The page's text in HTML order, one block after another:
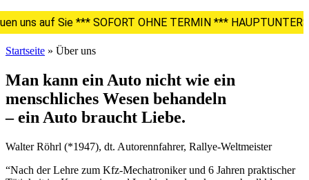
uns auf Sie *** SOFORT OHNE TERMIN ***
Startseite » Über uns
Man kann ein Auto nicht wie ein
menschliches Wesen behandeln
– ein Auto braucht Liebe.
Walter Röhrl (*1947), dt. Autorennfahrer, Rallye-Weltmeister
“Nach der Lehre zum Kfz-Mechatroniker und 6 Jahren praktischer